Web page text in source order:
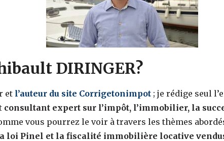
DIRINGER?
et l’auteur du site Corrigetonimpot; je rédige seul
consultant expert sur l’impôt, l’immobilier, la
vous pourrez le voir à travers les thèmes
loi Pinel et la fiscalité immobilière locative